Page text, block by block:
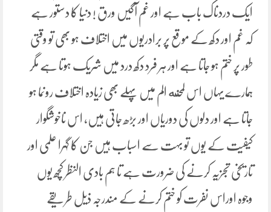
ایک دردناک باب ہے اور غم آگیں ورق ! دنیا کا دستور ہے
کہ غم اور دکھ کے موقع پر برادریوں میں اختلاف ہو بھی تو وقتی
طور پر ختم ہو جاتا ہے اور ہر فرد دکھ درد میں شریک ہوتا ہے مگر
ہمارے یہاں اس لمحنه الم میں پہلے بھی زیادہ اختلاف رونما ہو
جاتا ہے اور دلوں کی دوریاں اور بڑھ جاتی ہیں، اس ناخوشگوار
کیفیت کے یوں تو بہت سے اسباب ہیں جن کا گہرا علمی اور
تاریخی تجزیہ کرنے کی ضرورت ہے تا ہم بادی النظر کچھ یوں
وجوہ اوراس نفرت کو ختم کرنے کے مندرجہ ذیل طریقے